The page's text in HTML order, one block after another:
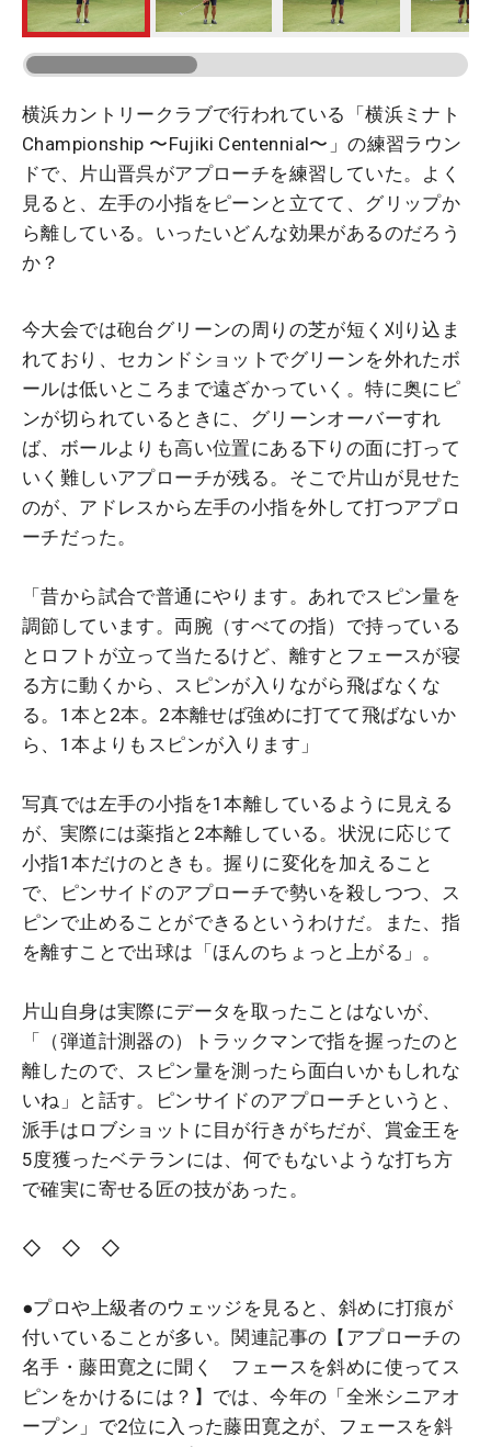
横浜カントリークラブで行われている「横浜ミナト
Championship 〜Fujiki Centennial〜」の練習ラウン
ドで、片山晋呉がアプローチを練習していた。よく
見ると、左手の小指をピーンと立てて、グリップか
ら離している。いったいどんな効果があるのだろう
か？
今大会では砲台グリーンの周りの芝が短く刈り込ま
れており、セカンドショットでグリーンを外れたボ
ールは低いところまで遠ざかっていく。特に奥にピ
ンが切られているときに、グリーンオーバーすれ
ば、ボールよりも高い位置にある下りの面に打って
いく難しいアプローチが残る。そこで片山が見せた
のが、アドレスから左手の小指を外して打つアプロ
ーチだった。
「昔から試合で普通にやります。あれでスピン量を
調節しています。両腕（すべての指）で持っている
とロフトが立って当たるけど、離すとフェースが寝
る方に動くから、スピンが入りながら飛ばなくな
る。1本と2本。2本離せば強めに打てて飛ばないか
ら、1本よりもスピンが入ります」
写真では左手の小指を1本離しているように見える
が、実際には薬指と2本離している。状況に応じて
小指1本だけのときも。握りに変化を加えること
で、ピンサイドのアプローチで勢いを殺しつつ、ス
ピンで止めることができるというわけだ。また、指
を離すことで出球は「ほんのちょっと上がる」。
片山自身は実際にデータを取ったことはないが、
「（弾道計測器の）トラックマンで指を握ったのと
離したので、スピン量を測ったら面白いかもしれな
いね」と話す。ピンサイドのアプローチというと、
派手はロブショットに目が行きがちだが、賞金王を
5度獲ったベテランには、何でもないような打ち方
で確実に寄せる匠の技があった。
◇ ◇ ◇
●プロや上級者のウェッジを見ると、斜めに打痕が
付いていることが多い。関連記事の【アプローチの
名手・藤田寛之に聞く フェースを斜めに使ってス
ピンをかけるには？】では、今年の「全米シニアオ
ープン」で2位に入った藤田寛之が、フェースを斜